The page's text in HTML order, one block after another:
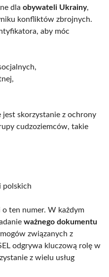
dla obywateli Ukrainy,
konfliktów zbrojnych.
aby móc
jest skorzystanie z ochrony
cudzoziemców, takie
polskich
o ten numer. W każdym
ważnego dokumentu
związanych z
odgrywa kluczową rolę w
z wielu usług